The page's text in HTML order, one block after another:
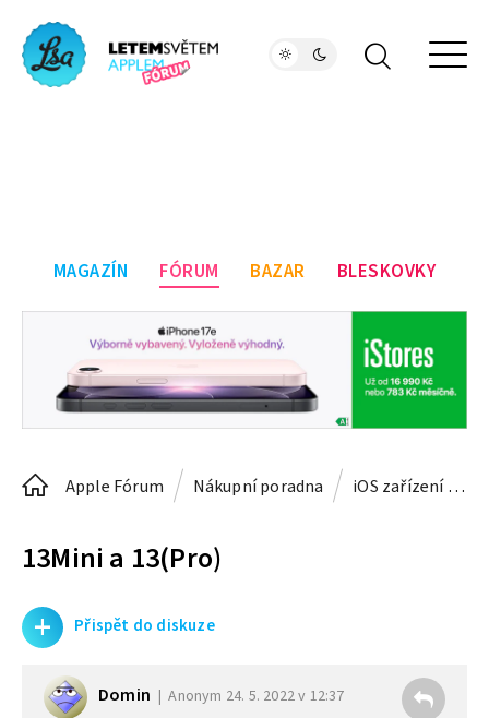
MAGAZÍN FÓRUM BAZAR BLESKOVKY
Apple Fórum Nákupní poradna iOS zařízení
13Mini a 13(Pro)
+ Přispět do diskuze
Domin Anonym 24. 5. 2022 v 12:37